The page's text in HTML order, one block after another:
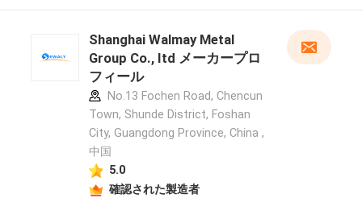
Shanghai Walmay Metal
Group Co., Itd メーカープロ
フィール
No.13 Fochen Road, Chencun
Town, Shunde District, Foshan
City, Guangdong Province, China ,
中国
5.0
確認された製造者